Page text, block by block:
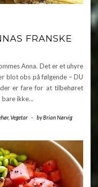
FRANSKE
Anna. Det er et uhyre
blot obs på følgende – DU
der er fare for at tilbehøret
bare ikke…
, Vegetar - byBrian Nørvig